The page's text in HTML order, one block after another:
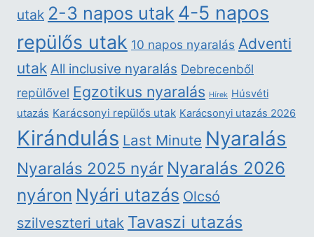
utak 2-3 napos utak 4-5 napos
repülős utak 10 napos nyaralás Adventi
utak All inclusive nyaralás Debrecenből
repülővel Egzotikus nyaralás Hírek Húsvéti
utazás Karácsonyi repülős utak Karácsonyi utazás 2026
Kirándulás Last Minute Nyaralás
Nyaralás 2025 nyár Nyaralás 2026
nyáron Nyári utazás Olcsó
szilveszteri utak Tavaszi utazás